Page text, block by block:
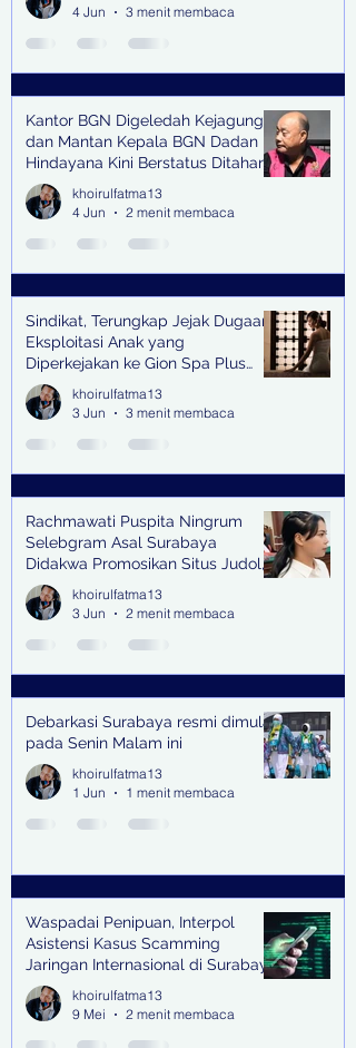
4 Jun
3 menit membaca
Kantor BGN Digeledah Kejagung
dan Mantan Kepala BGN Dadan
Hindayana Kini Berstatus Ditahan
khoirulfatma13
4 Jun
2 menit membaca
Sindikat, Terungkap Jejak Dugaan
Eksploitasi Anak yang
Diperkejakan ke Gion Spa Plus
and Pub Surabaya,
khoirulfatma13
3 Jun
3 menit membaca
Rachmawati Puspita Ningrum
Selebgram Asal Surabaya
Didakwa Promosikan Situs Judol,
Raup Rp2 Juta dari Tiga Kali
Endorse
khoirulfatma13
3 Jun
2 menit membaca
Debarkasi Surabaya resmi dimulai
pada Senin Malam ini
khoirulfatma13
1 Jun
1 menit membaca
Waspadai Penipuan, Interpol
Asistensi Kasus Scamming
Jaringan Internasional di Surabaya
khoirulfatma13
9 Mei
2 menit membaca